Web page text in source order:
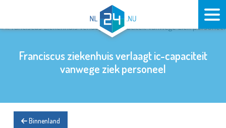
Franciscus ziekenhuis verlaagt ic-capaciteit
vanwege ziek personeel
Binnenland